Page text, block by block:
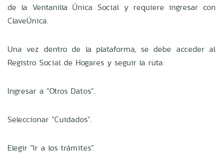
de la Ventanilla Única Social y requiere ingresar con
ClaveÚnica.
Una vez dentro de la plataforma, se debe acceder al
Registro Social de Hogares y seguir la ruta:
Ingresar a "Otros Datos".
Seleccionar "Cuidados".
Elegir "Ir a los trámites".